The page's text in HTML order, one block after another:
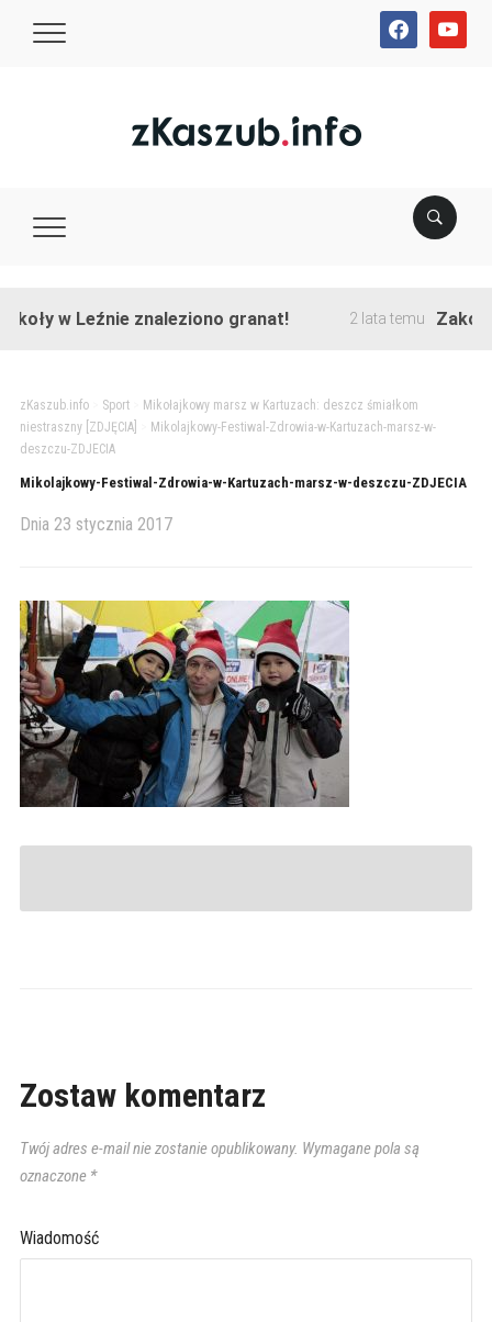
facebookyoutube
w Leźnie znaleziono granat! 2 lata temu
zKaszub.info> Sport>
Mikołajkowy marsz w Kartuzach: deszcz śmiałkom
niestraszny [ZDJĘCIA]
Mikolajkowy-Festiwal-Zdrowia-w-Kartuzach-marsz-w-
deszczu-ZDJECIA
Mikolajkowy-Festiwal-Zdrowia-w-Kartuzach-marsz-w-deszczu-ZDJECIA
Dnia 23 stycznia 2017
Zostaw komentarz
Twój adres e-mail nie zostanie opublikowany. Wymagane pola są
oznaczone *
Wiadomość